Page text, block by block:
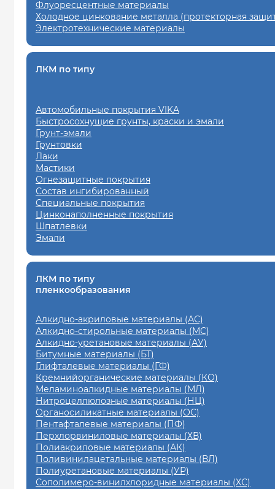
Флуоресцентные материалы
Холодное цинкование металла (протекторная
Электротехнические материалы
ЛКМ по типу
Автомобильные покрытия VIKA
Быстросохнущие грунты, краски и эмали
Грунт-эмали
Грунтовки
Лаки
Мастики
Огнезащитные покрытия
Состав ингибированный
Специальные покрытия
Цинконаполненные покрытия
Шпатлевки
Эмали
ЛКМ по типу
пленкообразования
Алкидно-акриловые материалы (АС)
Алкидно-стирольные материалы (МС)
Алкидно-уретановые материалы (АУ)
Битумные материалы (БТ)
Глифталевые материалы (ГФ)
Кремнийорганические материалы (КО)
Меламиноалкидные материалы (МЛ)
Нитроцеллюлозные материалы (НЦ)
Органосиликатные материалы (ОС)
Пентафталевые материалы (ПФ)
Перхлорвиниловые материалы (ХВ)
Полиакриловые материалы (АК)
Поливинилацетальные материалы (ВЛ)
Полиуретановые материалы (УР)
Сополимеро-винилхлоридные материалы (ХС)